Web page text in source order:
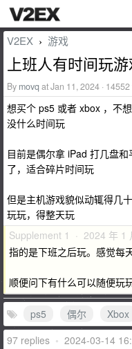
V2EX › 游戏
上班人有时间玩
By movq at Jan 11, 2024 ·
想买个 ps5 或者 xbox ，不
没什么时间玩
目前是偶尔拿 iPad 打几盘
了，适合碎片时间玩
但是主机游戏貌似动辄得几
玩玩，得整天玩
Supplement 1 · 2024 年 1
指的是下班之后玩。感觉每
顺便问下有什么可以随便玩
ps5 偶尔 Xbox
97 replies • 2024-03-14